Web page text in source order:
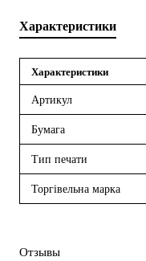
Характеристики
Характеристики
Артикул
Бумага
Тип печати
Торгівельна марка
Отзывы